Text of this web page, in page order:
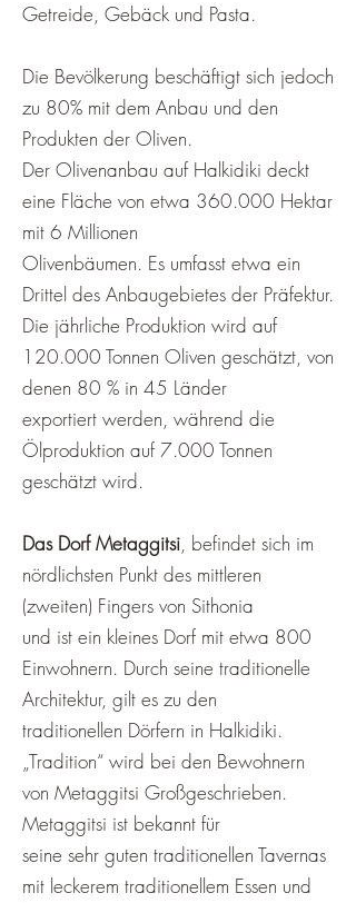
Getreide, Gebäck und Pasta.
Die Bevölkerung beschäftigt sich jedoch
zu 80% mit dem Anbau und den
Produkten der Oliven.
Der Olivenanbau auf Halkidiki deckt
eine Fläche von etwa 360.000 Hektar
mit 6 Millionen
Olivenbäumen. Es umfasst etwa ein
Drittel des Anbaugebietes der Präfektur.
Die jährliche Produktion wird auf
120.000 Tonnen Oliven geschätzt, von
denen 80 % in 45 Länder
exportiert werden, während die
Ölproduktion auf 7.000 Tonnen
geschätzt wird.
Das Dorf Metaggitsi, befindet sich im
nördlichsten Punkt des mittleren
(zweiten) Fingers von Sithonia
und ist ein kleines Dorf mit etwa 800
Einwohnern. Durch seine traditionelle
Architektur, gilt es zu den
traditionellen Dörfern in Halkidiki.
„Tradition“ wird bei den Bewohnern
von Metaggitsi Großgeschrieben.
Metaggitsi ist bekannt für
seine sehr guten traditionellen Tavernas
mit leckerem traditionellem Essen und